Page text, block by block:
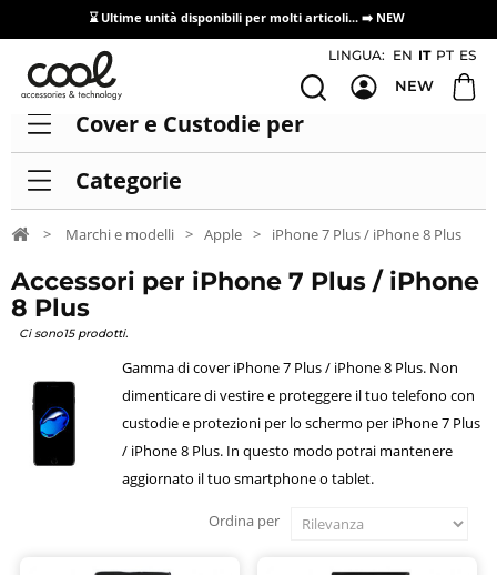
⌛ Ultime unità disponibili per molti articoli... ➡️ NEW
Accesso/registrazione distributori
LINGUA: EN IT PT ES
NEW
Cover e Custodie per
Categorie
> Marchi e modelli > Apple > iPhone 7 Plus / iPhone 8 Plus
Accessori per iPhone 7 Plus / iPhone
8 Plus
Ci sono15 prodotti.
Gamma di cover iPhone 7 Plus / iPhone 8 Plus. Non
dimenticare di vestire e proteggere il tuo telefono con
custodie e protezioni per lo schermo per iPhone 7 Plus
/ iPhone 8 Plus. In questo modo potrai mantenere
aggiornato il tuo smartphone o tablet.
Ordina per